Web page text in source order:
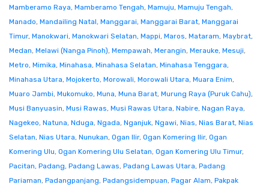
Mamberamo Raya, Mamberamo Tengah, Mamuju, Mamuju Tengah,
Manado, Mandailing Natal, Manggarai, Manggarai Barat, Manggarai
Timur, Manokwari, Manokwari Selatan, Mappi, Maros, Mataram, Maybrat,
Medan, Melawi (Nanga Pinoh), Mempawah, Merangin, Merauke, Mesuji,
Metro, Mimika, Minahasa, Minahasa Selatan, Minahasa Tenggara,
Minahasa Utara, Mojokerto, Morowali, Morowali Utara, Muara Enim,
Muaro Jambi, Mukomuko, Muna, Muna Barat, Murung Raya (Puruk Cahu),
Musi Banyuasin, Musi Rawas, Musi Rawas Utara, Nabire, Nagan Raya,
Nagekeo, Natuna, Nduga, Ngada, Nganjuk, Ngawi, Nias, Nias Barat, Nias
Selatan, Nias Utara, Nunukan, Ogan Ilir, Ogan Komering Ilir, Ogan
Komering Ulu, Ogan Komering Ulu Selatan, Ogan Komering Ulu Timur,
Pacitan, Padang, Padang Lawas, Padang Lawas Utara, Padang
Pariaman, Padangpanjang, Padangsidempuan, Pagar Alam, Pakpak